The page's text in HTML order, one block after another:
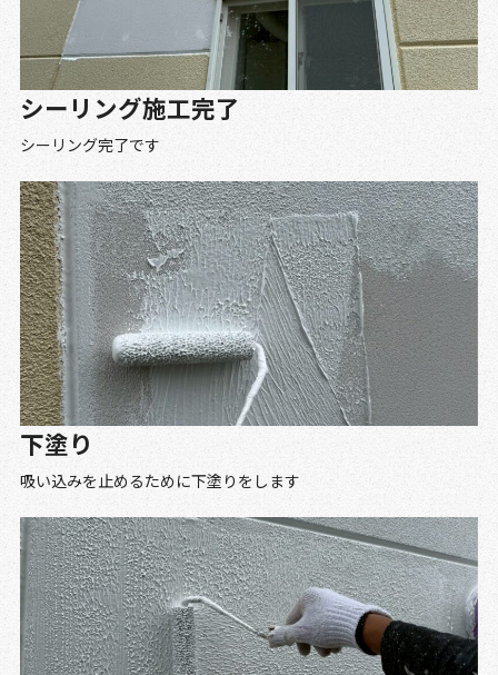
シーリング施工完了
シーリング完了です
下塗り
吸い込みを止めるために下塗りをします